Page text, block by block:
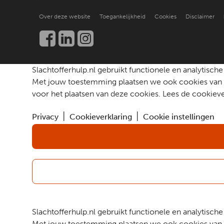
Beter leren helpen
Praktische ondersteuning
Kennis en onderzoek
Een slachtoffer helpen
Nieuws en publicaties
Werken bij
Contact
Over deze website Toegankelijkheid Cookies Disclaimer
Slachtofferhulp.nl gebruikt functionele en
Met jouw toestemming plaatsen we ook cookies
voor het plaatsen van deze cookies. Lees de
Privacy Cookieverklaring Cookie instellingen
Slachtofferhulp.nl gebruikt functionele en